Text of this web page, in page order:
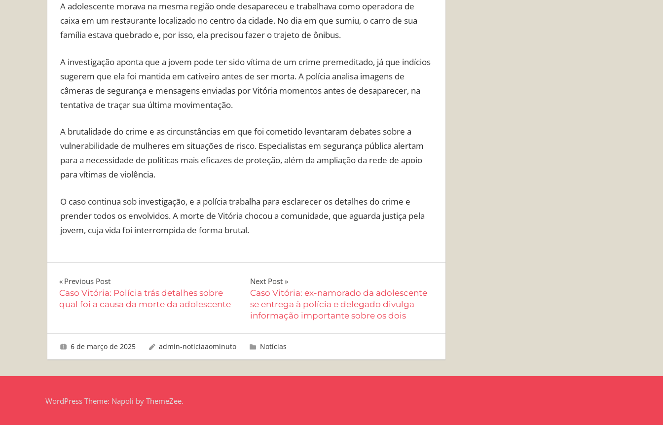
A adolescente morava na mesma região onde desapareceu e trabalhava como operadora de
caixa em um restaurante localizado no centro da cidade. No dia em que sumiu, o carro de sua
família estava quebrado e, por isso, ela precisou fazer o trajeto de ônibus.
A investigação aponta que a jovem pode ter sido vítima de um crime premeditado, já que indícios
sugerem que ela foi mantida em cativeiro antes de ser morta. A polícia analisa imagens de
câmeras de segurança e mensagens enviadas por Vitória momentos antes de desaparecer, na
tentativa de traçar sua última movimentação.
A brutalidade do crime e as circunstâncias em que foi cometido levantaram debates sobre a
vulnerabilidade de mulheres em situações de risco. Especialistas em segurança pública alertam
para a necessidade de políticas mais eficazes de proteção, além da ampliação da rede de apoio
para vítimas de violência.
O caso continua sob investigação, e a polícia trabalha para esclarecer os detalhes do crime e
prender todos os envolvidos. A morte de Vitória chocou a comunidade, que aguarda justiça pela
jovem, cuja vida foi interrompida de forma brutal.
Navegação
de
Previous Post
Caso Vitória: Polícia trás detalhes sobre
qual foi a causa da morte da adolescente
Next Post
Caso Vitória: ex-namorado da adolescente
se entrega à polícia e delegado divulga
informação importante sobre os dois
6 de março de 2025 admin-noticiaaominuto Notícias
WordPress Theme: Napoli by ThemeZee.